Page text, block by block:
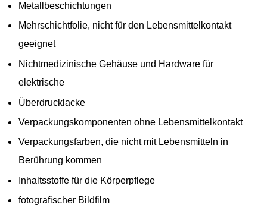
Metallbeschichtungen
Mehrschichtfolie, nicht für den Lebensmittelkontakt
geeignet
Nichtmedizinische Gehäuse und Hardware für
elektrische
Überdrucklacke
Verpackungskomponenten ohne Lebensmittelkontakt
Verpackungsfarben, die nicht mit Lebensmitteln in
Berührung kommen
Inhaltsstoffe für die Körperpflege
fotografischer Bildfilm